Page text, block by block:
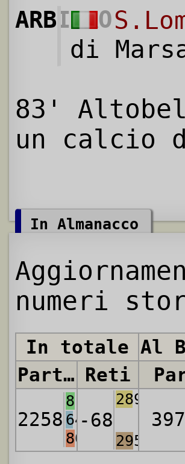
ARBITRO
di
83'
un calcio
In Almanacco
numeri
In totale Al
Partite Reti
2258
813
642
803
-68
2890
2958
397